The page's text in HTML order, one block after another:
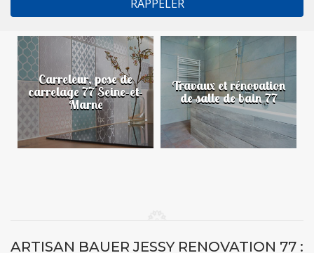
Carreleur, pose de
carrelage 77 Seine-et-
Marne
Travaux et rénovation
de salle de bain 77
ARTISAN BAUER JESSY RENOVATION 77 :